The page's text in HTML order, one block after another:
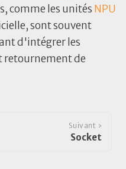
comme les unités NPU
sont souvent
d'intégrer les
retournement de
Suivant ›
Socket